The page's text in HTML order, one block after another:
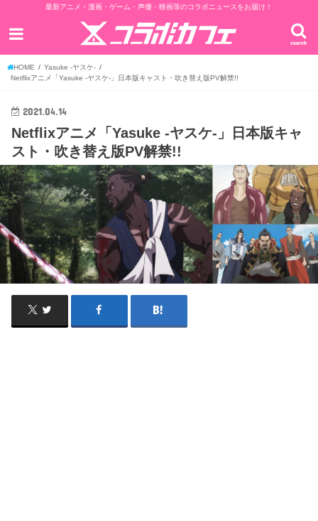
最新アニメ・漫画・ゲーム・声優・映画等のコラボニュースをお届け！
search
HOME
Yasuke -ヤスケ-
Netflixアニメ「Yasuke -ヤスケ-」日本版キャスト・吹き替え版PV解禁!!
2021.04.14
Netflixアニメ「Yasuke -ヤスケ-」日本版キャ
スト・吹き替え版PV解禁!!